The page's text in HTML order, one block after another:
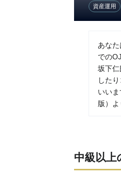
資産運用
あな
での
坂下
した
いい
版）
中級以上